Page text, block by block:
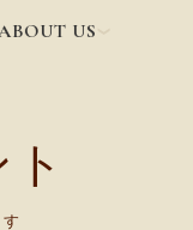
US